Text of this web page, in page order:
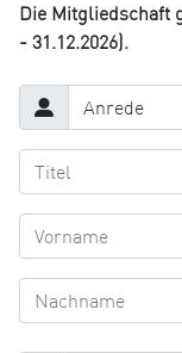
Die Mitgliedschaft
- 31.12.2026).